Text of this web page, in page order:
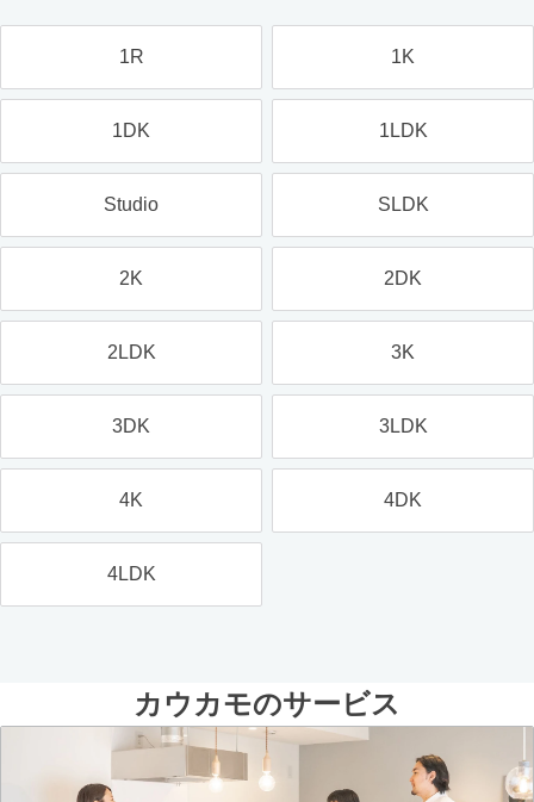
1R 1K
1DK 1LDK
Studio SLDK
2K 2DK
2LDK 3K
3DK 3LDK
4K 4DK
4LDK
カウカモのサービス